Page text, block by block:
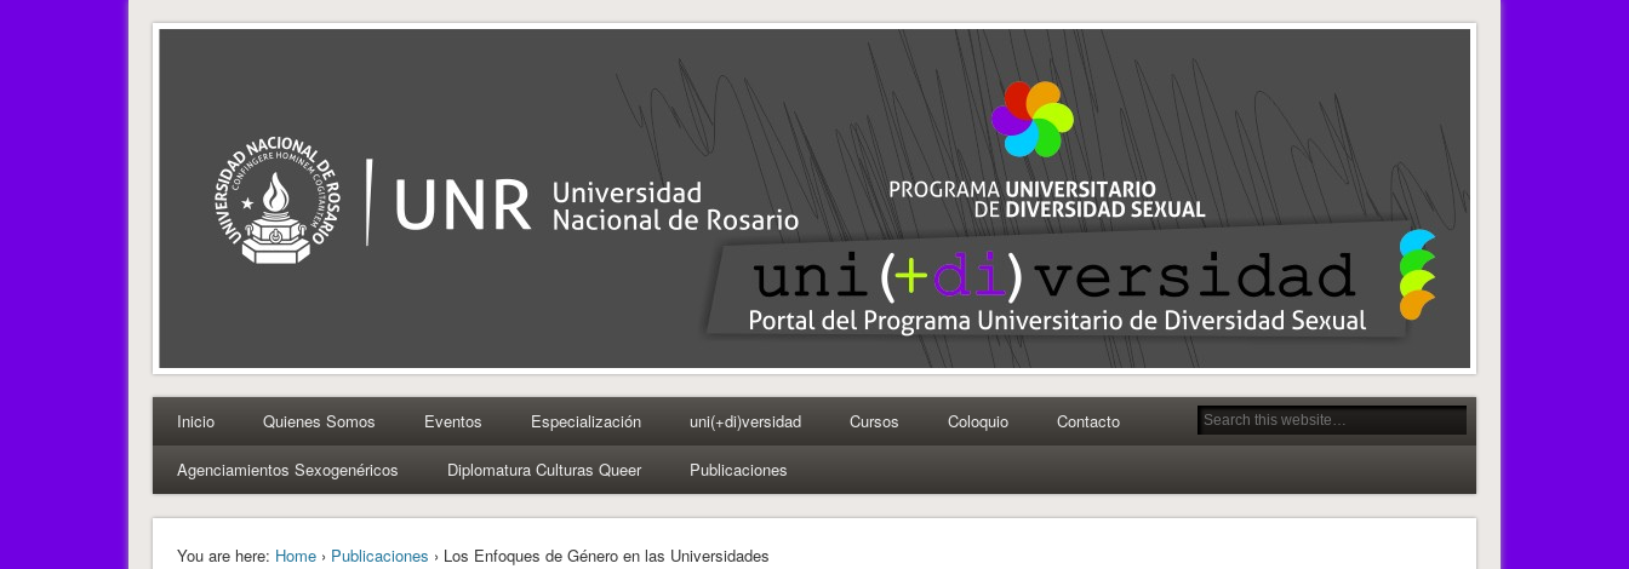
Inicio Quienes Somos Eventos Especialización uni(+di)versidad Cursos Coloquio Contacto
Agenciamientos Sexogenéricos Diplomatura Culturas Queer Publicaciones
You are here: Home› Publicaciones › Los Enfoques de Género en las Universidades